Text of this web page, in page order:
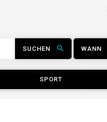
SUCHEN WANN
SPORT